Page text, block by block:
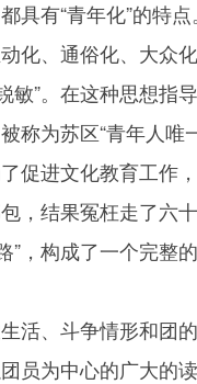
有“青年化”的特点。
化、通俗化、大众
”。在这种思想指
为苏区“青年人唯
促进文化教育工作
，结果冤枉走了六
”，构成了一个完整
活、斗争情形和团
员为中心的广大的